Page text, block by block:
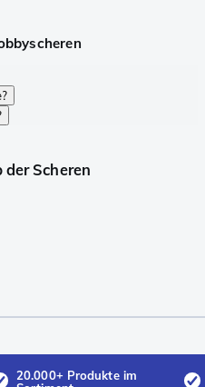
Scheren
20.000+ Produkte im